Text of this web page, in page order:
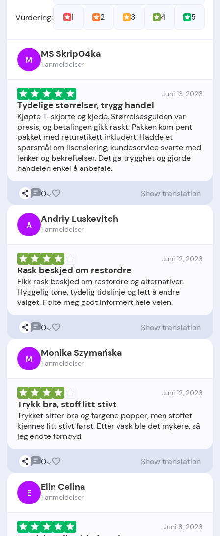
Vurdering: 1 2 3 4 5
M MS SkripO4ka
1 anmeldelser
Juni 13, 2026
Tydelige størrelser, trygg handel
Kjøpte T-skjorte og kjede. Størrelsesguiden var
presis, og betalingen gikk raskt. Pakken kom pent
pakket med returetikett inkludert. Hadde et
spørsmål om lisensiering, kundeservice svarte med
lenker og bekreftelser. Det ga trygghet og gjorde
0 Show translation
A Andriy Luskevitch
1 anmeldelser
Juni 12, 2026
Rask beskjed om restordre
Fikk rask beskjed om restordre og alternativer.
Hyggelig tone, tydelig tidslinje og lett å endre
0 Show translation
M Monika Szymańska
1 anmeldelser
Juni 12, 2026
Trykk bra, stoff litt stivt
Trykket sitter bra og fargene popper, men stoffet
kjennes litt stivt først. Etter vask ble det mykere, så
0 Show translation
E Elin Celina
1 anmeldelser
Juni 8, 2026